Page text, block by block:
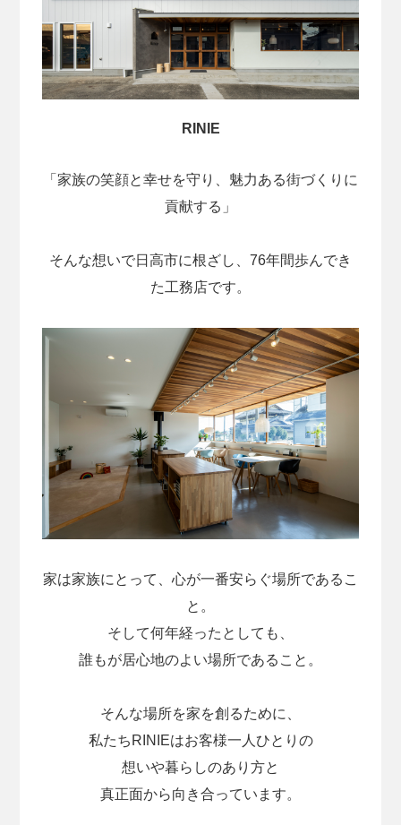
RINIE
「家族の笑顔と幸せを守り、魅力ある街づくりに
貢献する」
そんな想いで日高市に根ざし、76年間歩んでき
た工務店です。
家は家族にとって、心が一番安らぐ場所であるこ
と。
そして何年経ったとしても、
誰もが居心地のよい場所であること。
そんな場所を家を創るために、
私たちRINIEはお客様一人ひとりの
想いや暮らしのあり方と
真正面から向き合っています。